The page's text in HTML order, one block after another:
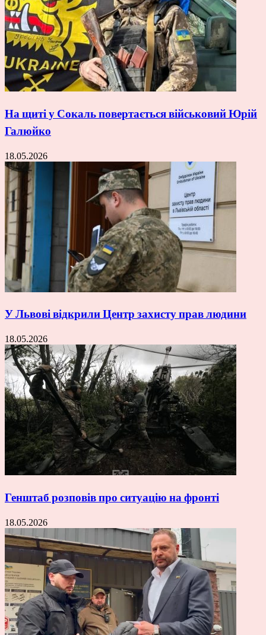
На щиті у Сокаль повертається військовий Юрій
Галюйко
18.05.2026
У Львові відкрили Центр захисту прав людини
18.05.2026
Генштаб розповів про ситуацію на фронті
18.05.2026